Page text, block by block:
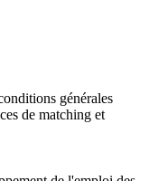
générales
de matching et